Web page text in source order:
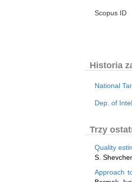
Scopus ID
Historia
National
Dep. of
Trzy
Quality
S.
Approach